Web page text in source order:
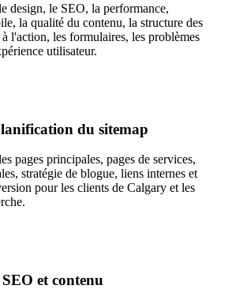
design, le SEO, la performance,
la qualité du contenu, la structure des
à l'action, les formulaires, les problèmes
utilisateur.
du sitemap
pages principales, pages de services,
stratégie de blogue, liens internes et
pour les clients de Calgary et les
et contenu